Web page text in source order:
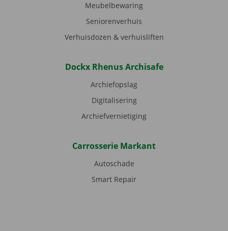
Meubelbewaring
Seniorenverhuis
Verhuisdozen & verhuisliften
Dockx Rhenus Archisafe
Archiefopslag
Digitalisering
Archiefvernietiging
Carrosserie Markant
Autoschade
Smart Repair